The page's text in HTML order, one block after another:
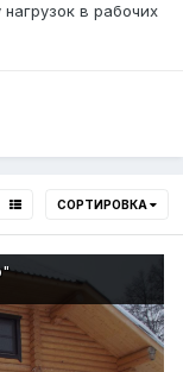
в рабочих
СОРТИРОВКА